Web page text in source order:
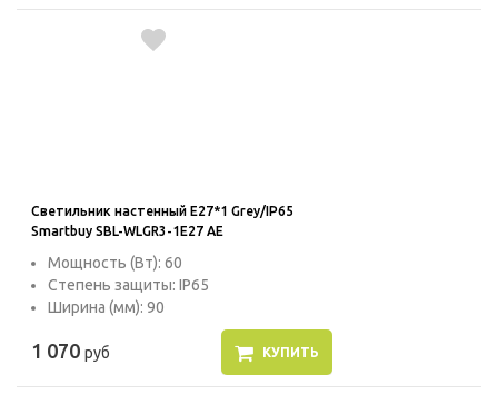
Светильник настенный E27*1 Grey/IP65
Smartbuy SBL-WLGR3-1E27 AE
Мощность (Вт): 60
Степень защиты: IP65
Ширина (мм): 90
1 070 руб КУПИТЬ